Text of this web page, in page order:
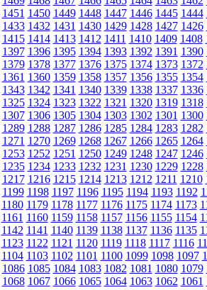
1451 1450 1449 1448 1447 1446 1445 1444
1433 1432 1431 1430 1429 1428 1427 1426
1415 1414 1413 1412 1411 1410 1409 1408
1397 1396 1395 1394 1393 1392 1391 1390
1379 1378 1377 1376 1375 1374 1373 1372
1361 1360 1359 1358 1357 1356 1355 1354
1343 1342 1341 1340 1339 1338 1337 1336
1325 1324 1323 1322 1321 1320 1319 1318
1307 1306 1305 1304 1303 1302 1301 1300
1289 1288 1287 1286 1285 1284 1283 1282
1271 1270 1269 1268 1267 1266 1265 1264
1253 1252 1251 1250 1249 1248 1247 1246
1235 1234 1233 1232 1231 1230 1229 1228
1217 1216 1215 1214 1213 1212 1211 1210
1199 1198 1197 1196 1195 1194 1193 1192
1180 1179 1178 1177 1176 1175 1174 1173
1161 1160 1159 1158 1157 1156 1155 1154
1142 1141 1140 1139 1138 1137 1136 1135
1123 1122 1121 1120 1119 1118 1117 1116
1104 1103 1102 1101 1100 1099 1098 1097
1086 1085 1084 1083 1082 1081 1080 1079
1068 1067 1066 1065 1064 1063 1062 1061